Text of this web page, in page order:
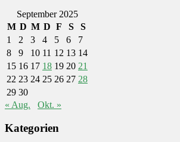
September 2025
M D M D F S
S
1
2 3 4 5 6
7
8
9 10 11 12 13 14
15 16 17 18 19 20 21
22 23 24 25 26 27 28
29 30
« Aug.
Okt. »
Kategorien